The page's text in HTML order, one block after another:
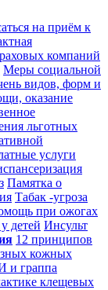
на приём к
компаний
Меры социальной
видов, форм и
оказание
льготных
услуги
Памятка о
Табак -угроза
при ожогах
детей Инсульт
12 принципов
кожных
и граппа
клещевых